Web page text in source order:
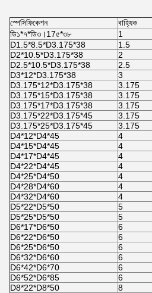
স্পেসিফিকেশন বাহ্যিক
ডি১*৭*ডি৩।17৫*৩৮ 1
D1.5*8.5*D3.175*38
1.5
D2*10.5*D3.175*38
2
D2.5*10.5*D3.175*38
2.5
D3*12*D3.175*38
3
D3.175*12*D3.175*38
3.175
D3.175*15*D3.175*38
3.175
D3.175*17*D3.175*38
3.175
D3.175*22*D3.175*45
3.175
D3.175*25*D3.175*45
3.175
D4*12*D4*45
4
D4*15*D4*45
4
D4*17*D4*45
4
D4*22*D4*45
4
D4*25*D4*50
4
D4*28*D4*60
4
D4*32*D4*60
4
D5*22*D5*50
5
D5*25*D5*50
5
D6*17*D6*50
6
D6*22*D6*50
6
D6*25*D6*50
6
D6*32*D6*60
6
D6*42*D6*70
6
D6*52*D6*85
6
D8*22*D8*50
8